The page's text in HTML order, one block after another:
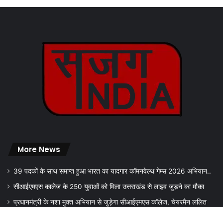
More News
39 पदकों के साथ समाप्त हुआ भारत का यादगार कॉमनवेल्थ गेम्स 2026 अभियान..
सीआईएमएस कालेज के 250 युवाओं को मिला उत्तराखंड से लाइव जुड़ने का मौका
प्रधानमंत्री के नशा मुक्त अभियान से जुड़ेगा सीआईएमएस कॉलेज, चेयरमैन ललित